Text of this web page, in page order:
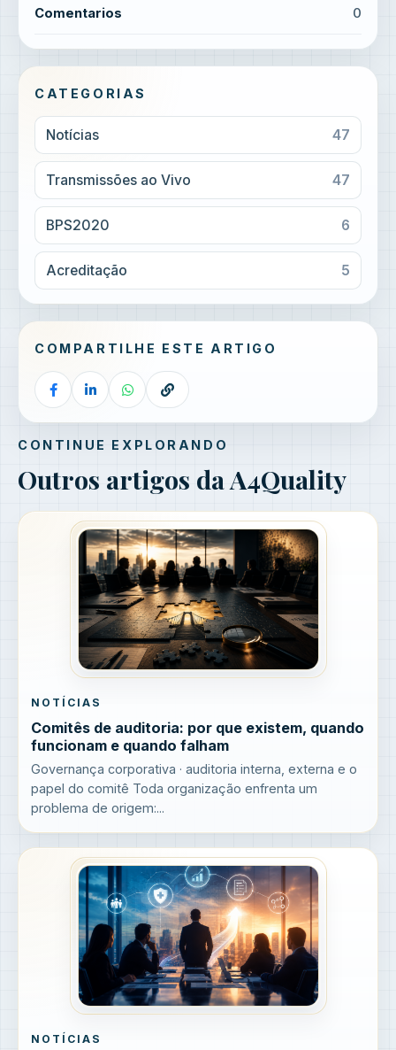
Comentarios 0
CATEGORIAS
Notícias 47
Transmissões ao Vivo 47
BPS2020 6
Acreditação 5
COMPARTILHE ESTE ARTIGO
CONTINUE EXPLORANDO
Outros artigos da A4Quality
NOTÍCIAS
Comitês de auditoria: por que existem, quando
funcionam e quando falham
Governança corporativa · auditoria interna, externa e o
papel do comitê Toda organização enfrenta um
problema de origem:...
NOTÍCIAS